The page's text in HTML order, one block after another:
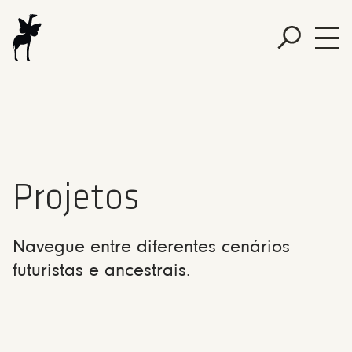
Projetos
Navegue entre diferentes cenários
futuristas e ancestrais.